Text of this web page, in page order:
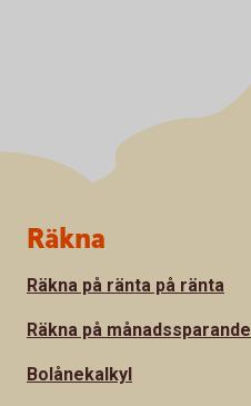
Sidfot
Räkna
Räkna på ränta på ränta
Räkna på månadssparande
Bolånekalkyl